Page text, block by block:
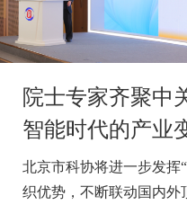
院士专家齐聚中
智能时代的产业
北京市科协将进一步发挥
织优势，不断联动国内外